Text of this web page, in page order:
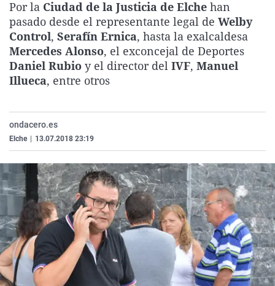
La rosa de los vientos
Gente viajera
Como el perro y el
Caso
Retornados
Equipo de
Operación Viuda
Extremadura
Galicia
La Rioja
Navarra
Virales
Televisión
Elecciones
Por la Ciudad de la Justicia de Elche han
pasado desde el representante legal de Welby
Control, Serafín Ernica, hasta la exalcaldesa
Mercedes Alonso, el exconcejal de Deportes
Daniel Rubio y el director del IVF, Manuel
Illueca, entre otros
ondacero.es
Elche 13.07.2018 23:19